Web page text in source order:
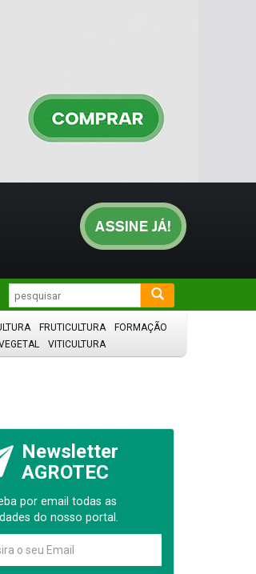
FRUTICULTURA
FORMAÇÃO
VITICULTURA
Newsletter
AGROTEC
por email todas as
do nosso portal.